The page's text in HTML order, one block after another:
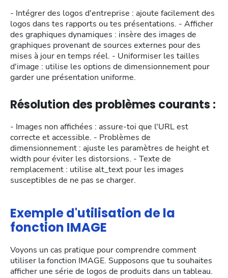
- Intégrer des logos d'entreprise : ajoute facilement des
logos dans tes rapports ou tes présentations. - Afficher
des graphiques dynamiques : insère des images de
graphiques provenant de sources externes pour des
mises à jour en temps réel. - Uniformiser les tailles
d'image : utilise les options de dimensionnement pour
garder une présentation uniforme.
Résolution des problèmes courants :
- Images non affichées : assure-toi que l'URL est
correcte et accessible. - Problèmes de
dimensionnement : ajuste les paramètres de height et
width pour éviter les distorsions. - Texte de
remplacement : utilise alt_text pour les images
susceptibles de ne pas se charger.
Exemple d'utilisation de la
fonction IMAGE
Voyons un cas pratique pour comprendre comment
utiliser la fonction IMAGE. Supposons que tu souhaites
afficher une série de logos de produits dans un tableau.